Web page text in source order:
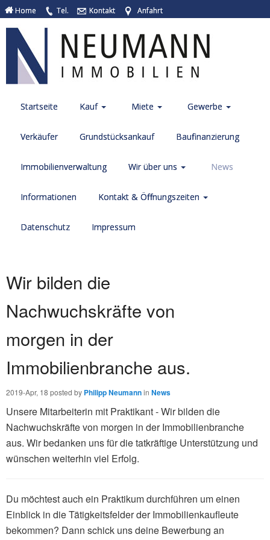
Home Tel. Kontakt Anfahrt
Startseite Kauf Miete Gewerbe
Verkäufer Grundstücksankauf Baufinanzierung
Immobilienverwaltung Wir über uns News
Informationen Kontakt & Öffnungszeiten
Datenschutz Impressum
Wir bilden die
Nachwuchskräfte von
morgen in der
Immobilienbranche aus.
2019-Apr, 18 posted by Philipp Neumannin News
Unsere Mitarbeiterin mit Praktikant - Wir bilden die
Nachwuchskräfte von morgen in der Immobilienbranche
aus. Wir bedanken uns für die tatkräftige Unterstützung und
wünschen weiterhin viel Erfolg.
Du möchtest auch ein Praktikum durchführen um einen
Einblick in die Tätigkeitsfelder der Immobilienkaufleute
bekommen? Dann schick uns deine Bewerbung an